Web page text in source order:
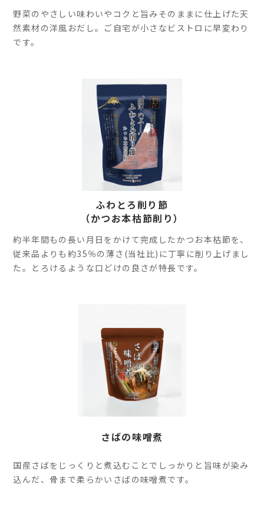
野菜のやさしい味わいやコクと旨みそのままに仕上げた天
然素材の洋風おだし。ご自宅が小さなビストロに早変わり
です。
ふわとろ削り節
（かつお本枯節削り）
約半年間もの長い月日をかけて完成したかつお本枯節を、
従来品よりも約35％の薄さ(当社比)に丁寧に削り上げまし
た。とろけるような口どけの良さが特長です。
さばの味噌煮
国産さばをじっくりと煮込むことでしっかりと旨味が染み
込んだ、骨まで柔らかいさばの味噌煮です。